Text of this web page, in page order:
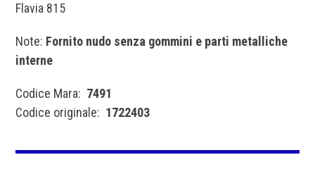
Flavia 815
Note: Fornito nudo senza gommini e parti metalliche
interne
Codice Mara: 7491
Codice originale: 1722403